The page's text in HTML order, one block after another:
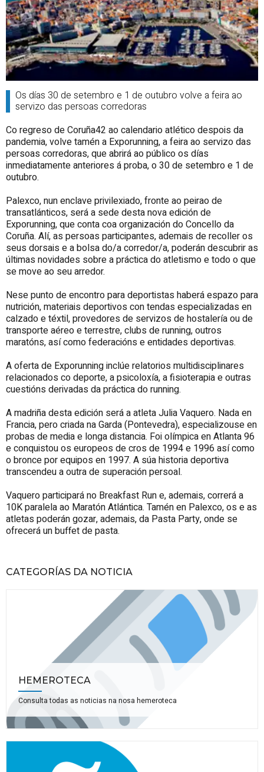
Os días 30 de setembro e 1 de outubro volve a feira ao
servizo das persoas corredoras
Co regreso de Coruña42 ao calendario atlético despois da
pandemia, volve tamén a Exporunning, a feira ao servizo das
persoas corredoras, que abrirá ao público os días
inmediatamente anteriores á proba, o 30 de setembro e 1 de
outubro.
Palexco, nun enclave privilexiado, fronte ao peirao de
transatlánticos, será a sede desta nova edición de
Exporunning, que conta coa organización do Concello da
Coruña. Alí, as persoas participantes, ademais de recoller os
seus dorsais e a bolsa do/a corredor/a, poderán descubrir as
últimas novidades sobre a práctica do atletismo e todo o que
se move ao seu arredor.
Nese punto de encontro para deportistas haberá espazo para
nutrición, materiais deportivos con tendas especializadas en
calzado e téxtil, provedores de servizos de hostalería ou de
transporte aéreo e terrestre, clubs de running, outros
maratóns, así como federacións e entidades deportivas.
A oferta de Exporunning inclúe relatorios multidisciplinares
relacionados co deporte, a psicoloxía, a fisioterapia e outras
cuestións derivadas da práctica do running.
A madriña desta edición será a atleta Julia Vaquero. Nada en
Francia, pero criada na Garda (Pontevedra), especializouse en
probas de media e longa distancia. Foi olímpica en Atlanta 96
e conquistou os europeos de cros de 1994 e 1996 así como
o bronce por equipos en 1997. A súa historia deportiva
transcendeu a outra de superación persoal.
Vaquero participará no Breakfast Run e, ademais, correrá a
10K paralela ao Maratón Atlántica. Tamén en Palexco, os e as
atletas poderán gozar, ademais, da Pasta Party, onde se
ofrecerá un buffet de pasta.
CATEGORÍAS DA NOTICIA
HEMEROTECA
Consulta todas as noticias na nosa hemeroteca